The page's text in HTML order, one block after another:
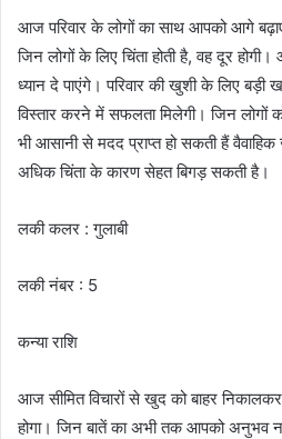
आज परिवार के लोगों का साथ आपको आगे
जिन लोगों के लिए चिंता होती है, वह दूर
ध्यान दे पाएंगे। परिवार की खुशी के लिए बड़ी
विस्तार करने में सफलता मिलेगी। जिन लोगों
भी आसानी से मदद प्राप्त हो सकती हैं
अधिक चिंता के कारण सेहत बिगड़ सकती है।
लकी कलर : गुलाबी
लकी नंबर : 5
कन्या राशि
आज सीमित विचारों से खुद को बाहर
होगा। जिन बातें का अभी तक आपको अनुभव